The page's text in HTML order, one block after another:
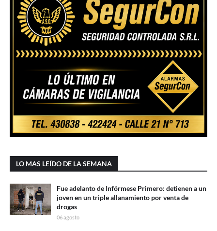
LO MAS LEÍDO DE LA SEMANA
Fue adelanto de Infórmese Primero: detienen a un
joven en un triple allanamiento por venta de
drogas
06 agosto